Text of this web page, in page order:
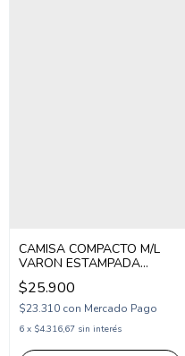
CAMISA COMPACTO M/L
VARON ESTAMPADA
(COM253234)
$25.900
$23.310 con Mercado Pago
6 x $4.316,67 sin interés